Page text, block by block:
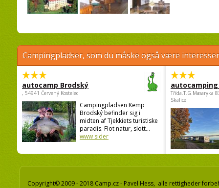
Campingpladser, som du måske også være
autocamp Brodský
, 54941 Červený Kostelec
Campingpladsen Kemp
Brodský befinder sig i
midten af Tjekkiets turistiske
paradis. Flot natur, slott...
www sider
autocamping
Třída.T.G.Masaryka
Skalice
Copyright© 2009 - 2018 Camp.cz - Pavel Hess, alle rettigheder